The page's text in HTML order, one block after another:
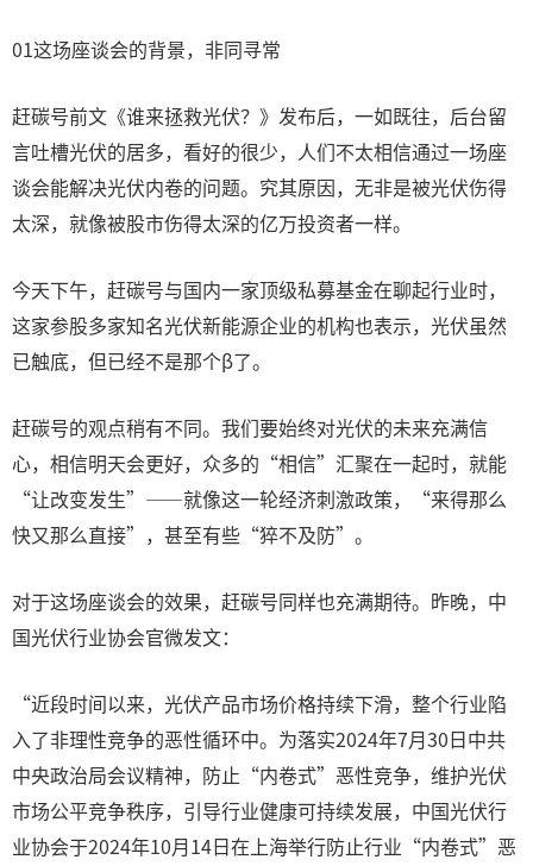
01这场座谈会的背景，非同寻常
赶碳号前文《谁来拯救光伏？》发布后，一如既往，后台留
言吐槽光伏的居多，看好的很少，人们不太相信通过一场座
谈会能解决光伏内卷的问题。究其原因，无非是被光伏伤得
太深，就像被股市伤得太深的亿万投资者一样。
今天下午，赶碳号与国内一家顶级私募基金在聊起行业时，
这家参股多家知名光伏新能源企业的机构也表示，光伏虽然
已触底，但已经不是那个β了。
赶碳号的观点稍有不同。我们要始终对光伏的未来充满信
心，相信明天会更好，众多的“相信”汇聚在一起时，就能
“让改变发生”——就像这一轮经济刺激政策，“来得那么
快又那么直接”，甚至有些“猝不及防”。
对于这场座谈会的效果，赶碳号同样也充满期待。昨晚，中
国光伏行业协会官微发文：
“近段时间以来，光伏产品市场价格持续下滑，整个行业陷
入了非理性竞争的恶性循环中。为落实2024年7月30日中共
中央政治局会议精神，防止“内卷式”恶性竞争，维护光伏
市场公平竞争秩序，引导行业健康可持续发展，中国光伏行
业协会于2024年10月14日在上海举行防止行业“内卷式”恶